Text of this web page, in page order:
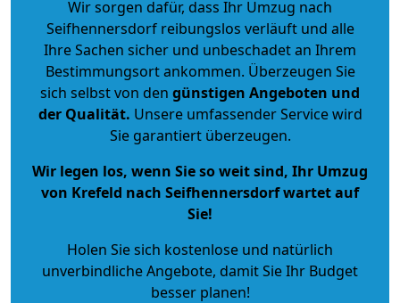
Wir sorgen dafür, dass Ihr Umzug nach
Seifhennersdorf reibungslos verläuft und alle
Ihre Sachen sicher und unbeschadet an Ihrem
Bestimmungsort ankommen. Überzeugen Sie
sich selbst von den günstigen Angeboten und
der Qualität. Unsere umfassender Service wird
Sie garantiert überzeugen.
Wir legen los, wenn Sie so weit sind, Ihr Umzug
von Krefeld nach Seifhennersdorf wartet auf
Sie!
Holen Sie sich kostenlose und natürlich
unverbindliche Angebote, damit Sie Ihr Budget
besser planen!